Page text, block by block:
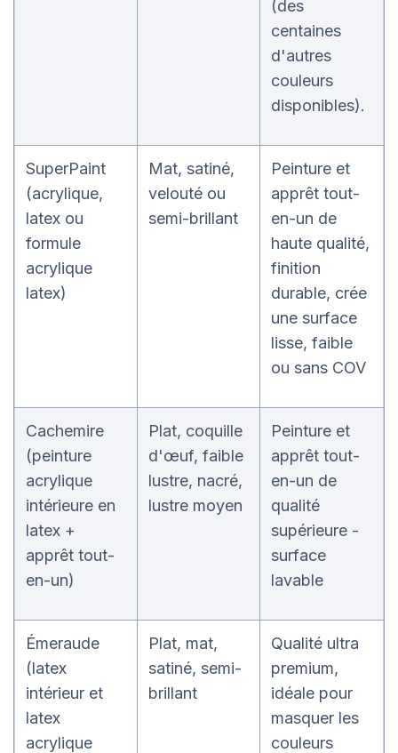
(des
centaines
d'autres
couleurs
disponibles).
SuperPaint
(acrylique,
latex ou
formule
acrylique
latex)
Mat, satiné,
velouté ou
semi-brillant
Peinture et
apprêt tout-
en-un de
haute qualité,
finition
durable, crée
une surface
lisse, faible
ou sans COV
Cachemire
(peinture
acrylique
intérieure en
latex +
apprêt tout-
en-un)
Plat, coquille
d'œuf, faible
lustre, nacré,
lustre moyen
Peinture et
apprêt tout-
en-un de
qualité
supérieure -
surface
lavable
Émeraude
(latex
intérieur et
latex
acrylique
Plat, mat,
satiné, semi-
brillant
Qualité ultra
premium,
idéale pour
masquer les
couleurs